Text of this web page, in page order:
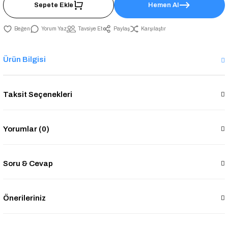
Sepete Ekle Hemen Al
Yorum Yaz Tavsiye Et Paylaş Karşılaştır
Ürün Bilgisi
Taksit Seçenekleri
Yorumlar (0)
Soru & Cevap
Önerileriniz